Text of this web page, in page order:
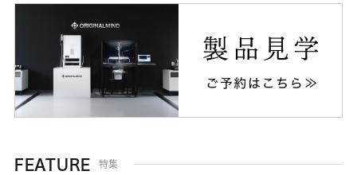
FEATURE 特集